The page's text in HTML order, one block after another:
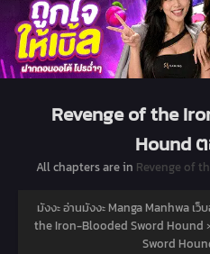
Revenge of the
Hound
All chapters are in Revenge of
มังงะ อ่านมังงะ Manga Manhwa เ
the Iron-Blooded Sword Hound ›
Sword